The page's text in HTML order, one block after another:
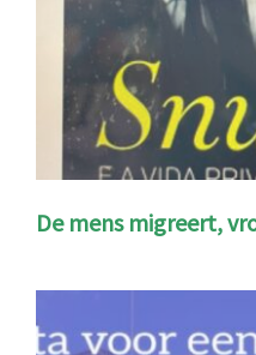
De mens migreert,